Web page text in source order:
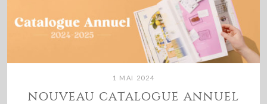
1 MAI 2024
NOUVEAU CATALOGUE ANNUEL